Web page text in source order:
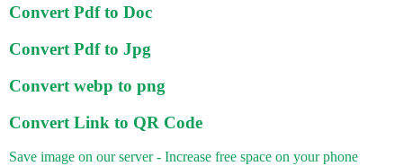
Convert Pdf to Doc
Convert Pdf to Jpg
Convert webp to png
Convert Link to QR Code
Save image on our server - Increase free space on your phone